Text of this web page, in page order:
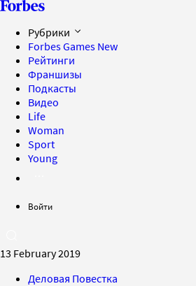
Рубрики
Forbes Games New
Рейтинги
Франшизы
Подкасты
Видео
Life
Woman
Sport
Young
Войти
13 February 2019
Деловая Повестка